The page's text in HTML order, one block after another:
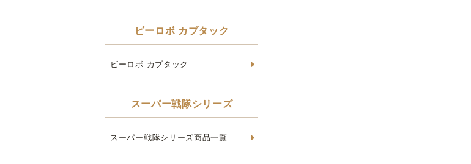
ビーロボ カブタック
ビーロボ カブタック
スーパー戦隊シリーズ
スーパー戦隊シリーズ商品一覧